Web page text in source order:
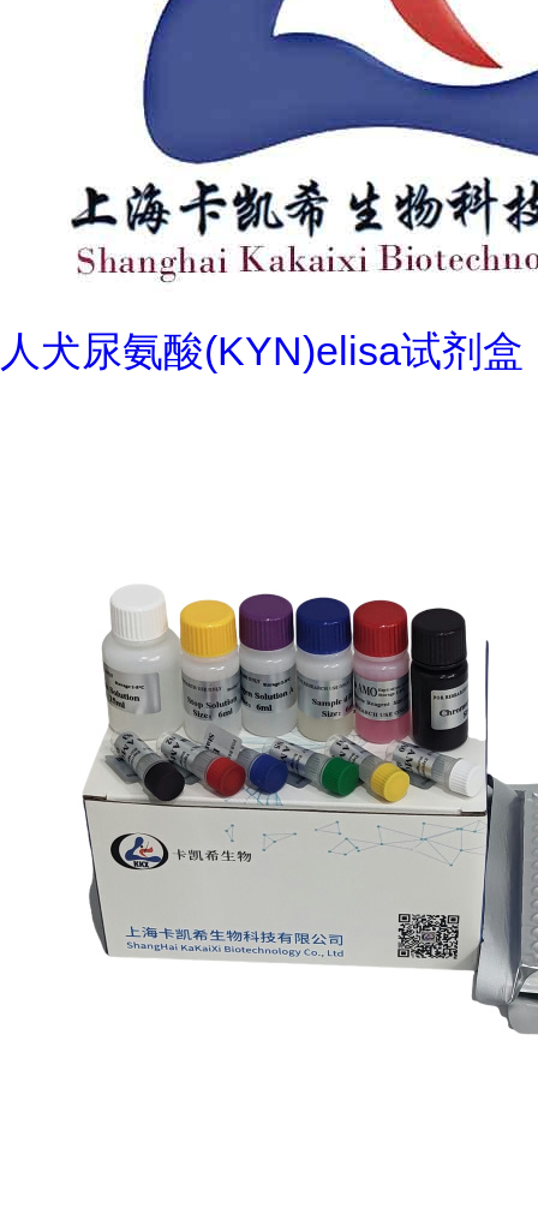
人犬尿氨酸(KYN)elisa试剂盒